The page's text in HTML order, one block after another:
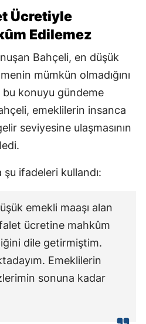
Ücretiyle
Edilemez
Bahçeli, en düşük
mümkün olmadığını
konuyu gündeme
emeklilerin insanca
seviyesine ulaşmasının
şu ifadeleri kullandı:
emekli maaşı alan
ücretine mahkûm
dile getirmiştim.
Emeklilerin
sonuna kadar